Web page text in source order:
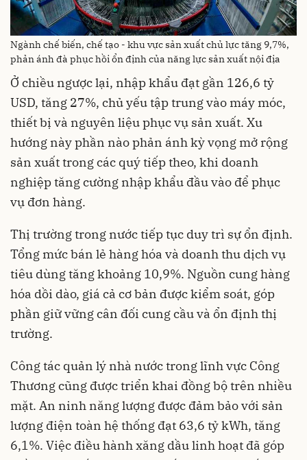
Ngành chế biến, chế tạo - khu vực sản xuất chủ lực tăng 9,7%,
phản ánh đà phục hồi ổn định của năng lực sản xuất nội địa
Ở chiều ngược lại, nhập khẩu đạt gần 126,6 tỷ
USD, tăng 27%, chủ yếu tập trung vào máy móc,
thiết bị và nguyên liệu phục vụ sản xuất. Xu
hướng này phần nào phản ánh kỳ vọng mở rộng
sản xuất trong các quý tiếp theo, khi doanh
nghiệp tăng cường nhập khẩu đầu vào để phục
vụ đơn hàng.
Thị trường trong nước tiếp tục duy trì sự ổn định.
Tổng mức bán lẻ hàng hóa và doanh thu dịch vụ
tiêu dùng tăng khoảng 10,9%. Nguồn cung hàng
hóa dồi dào, giá cả cơ bản được kiểm soát, góp
phần giữ vững cân đối cung cầu và ổn định thị
trường.
Công tác quản lý nhà nước trong lĩnh vực Công
Thương cũng được triển khai đồng bộ trên nhiều
mặt. An ninh năng lượng được đảm bảo với sản
lượng điện toàn hệ thống đạt 63,6 tỷ kWh, tăng
6,1%. Việc điều hành xăng dầu linh hoạt đã góp